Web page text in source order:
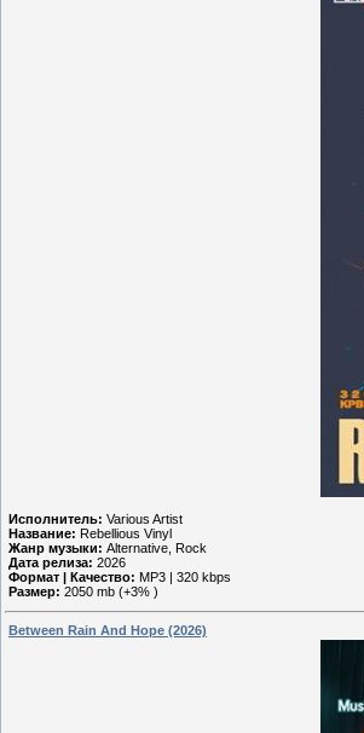
Исполнитель: Various Artist
Название: Rebellious Vinyl
Жанр музыки: Alternative, Rock
Дата релиза: 2026
Формат | Качество: MP3 | 320 kbps
Размер: 2050 mb (+3% )
Between Rain And Hope (2026)